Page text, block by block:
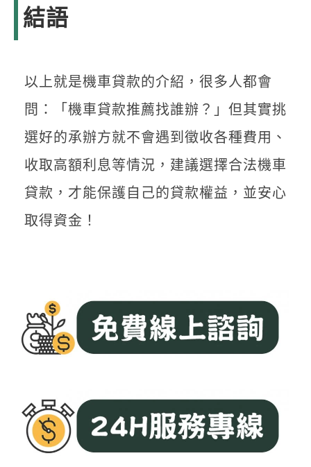
結語
以上就是機車貸款的介紹，很多人都會
問：「機車貸款推薦找誰辦？」但其實挑
選好的承辦方就不會遇到徵收各種費用、
收取高額利息等情況，建議選擇合法機車
貸款，才能保護自己的貸款權益，並安心
取得資金！